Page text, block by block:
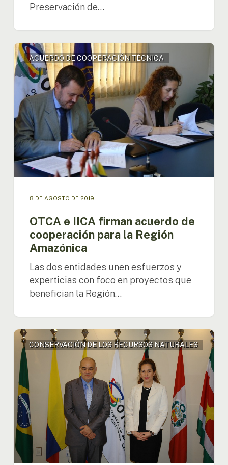
Preservación de…
OTCA
e
IICA
firman
acuerdo
de
cooperación
para
la
Región
Amazónica
ACUERDO DE COOPERACIÓN TÉCNICA
8 DE AGOSTO DE 2019
OTCA e IICA firman acuerdo de
cooperación para la Región
Amazónica
Las dos entidades unen esfuerzos y
experticias con foco en proyectos que
benefician la Región…
Viceministro
del
Ministerio
de
Medio
Ambiente
del
Perú
visita
la
OTCA
CONSERVACIÓN DE LOS RECURSOS NATURALES